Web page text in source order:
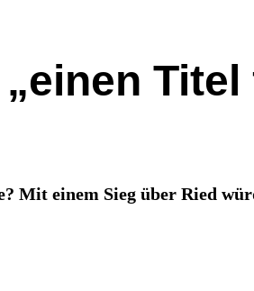
Mit einem Sieg über Ried